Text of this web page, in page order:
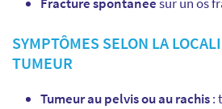
SYMPTÔMES SELON LA
TUMEUR
Tumeur au pelvis ou au rachis: